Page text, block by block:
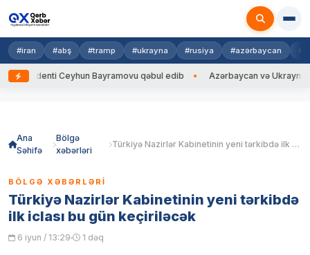
#iran #abş #tramp #ukrayna #rusiya #azərbaycan
Ceyhun Bayramovu qəbul edib Azərbaycan və Ukrayna XİN
Ana
Səhifə
Bölgə
xəbərləri
Türkiyə Nazirlər Kabinetinin yeni tərkibdə ilk iclası bu gün keçiriləcək
BÖLGƏ XƏBƏRLƏRI
Türkiyə Nazirlər Kabinetinin yeni tərkibdə
ilk iclası bu gün keçiriləcək
6 iyun / 13:29 1 dəq